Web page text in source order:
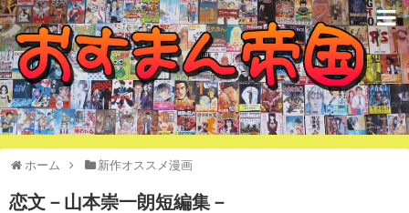
オススメ漫画で構成された国
ホーム 新作オススメ漫画
恋文－山本崇一朗短編集－